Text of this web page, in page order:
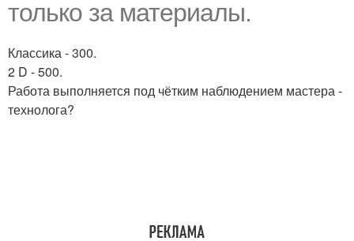
только за материалы.
Классика - 300.
2 D - 500.
Работа выполняется под чётким наблюдением мастера -
технолога?